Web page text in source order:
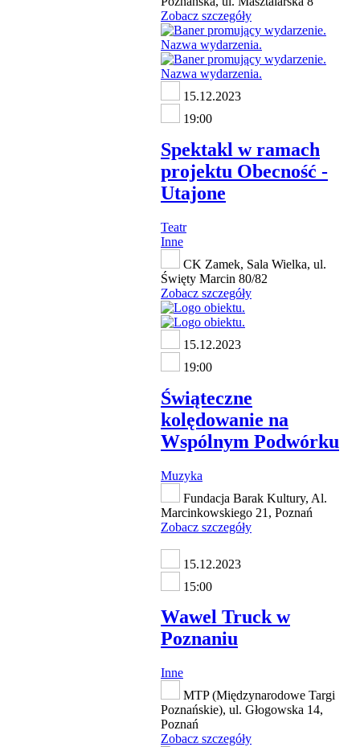
Zobacz szczegóły
15.12.2023
19:00
Spektakl w ramach
projektu Obecność -
Utajone
Teatr
Inne
CK Zamek, Sala Wielka, ul.
Święty Marcin 80/82
Zobacz szczegóły
15.12.2023
19:00
Świąteczne
kolędowanie na
Wspólnym Podwórku
Muzyka
Fundacja Barak Kultury, Al.
Marcinkowskiego 21, Poznań
Zobacz szczegóły
15.12.2023
15:00
Wawel Truck w
Poznaniu
Inne
MTP (Międzynarodowe Targi
Poznańskie), ul. Głogowska 14,
Poznań
Zobacz szczegóły